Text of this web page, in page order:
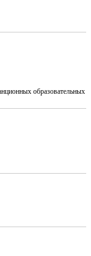
образовательных